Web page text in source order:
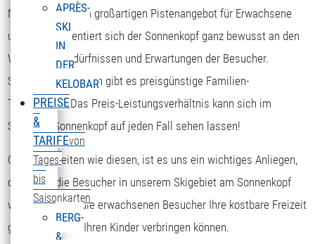
APRÈS-
SKI
IN
DER
KELOBAR
PREISE
&
TARIFEvon
Tages-
bis
Saisonkarten
BERG-
&
Nicht nur mit dem großartigen Pistenangebot für Erwachsene
und Kinder orientiert sich der Sonnenkopf ganz bewusst an den
Wünschen, Bedürfnissen und Erwartungen der Besucher.
Speziell für Familien gibt es preisgünstige Familien-
Tageskarten. Das Preis-Leistungsverhältnis kann sich im
Skigebiet Sonnenkopf auf jeden Fall sehen lassen!
Gerade in Zeiten wie diesen, ist es uns ein wichtiges Anliegen,
dass sich die Besucher in unserem Skigebiet am Sonnenkopf
wohlfühlen und die erwachsenen Besucher Ihre kostbare Freizeit
gemeinsam mit Ihren Kinder verbringen können.